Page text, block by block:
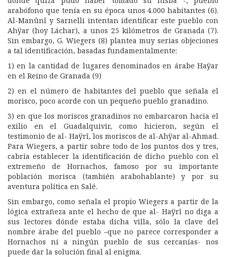
arabófono que tenía en su época unos 4.000 habitantes (6).
Al-Manûnî y Sarnelli intentan identificar este pueblo con
Ahÿar (hoy Láchar), a unos 25 kilómetros de Granada (7).
Sin embargo, G. Wiegers (8) plantea muy serias objeciones
a tal identificación, basadas fundamentalmente:
1) en la cantidad de lugares denominados en árabe Haÿar
en el Reino de Granada (9)
2) en el número de habitantes del pueblo que señala el
morisco, poco acorde con un pequeño pueblo granadino.
3) en que los moriscos granadinos no embarcaron hacia el
exilio en el Guadalquivir, como hicieron, según el
testimonio de al- Haÿrî, los moriscos de al-Ahÿar al-Ahmad.
Para Wiegers, a partir sobre todo de los puntos dos y tres,
cabría establecer la identificación de dicho pueblo con el
extremeño de Hornachos, famoso por su importante
población morisca (también arabohablante) y por su
aventura política en Salé.
Sin embargo, como señala el propio Wiegers a partir de la
lógica extrañeza ante el hecho de que al- Haÿrî no diga a
sus lectores dónde estaba dicha villa, sólo la clave del
nombre árabe del pueblo –que no parece corresponder a
Hornachos ni a ningún pueblo de sus cercanías- nos
puede dar la solución final al enigma.